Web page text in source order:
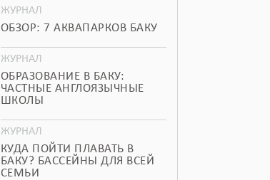
ЖУРНАЛ
ОБЗОР: 7 АКВАПАРКОВ БАКУ
ЖУРНАЛ
ОБРАЗОВАНИЕ В БАКУ:
ЧАСТНЫЕ АНГЛОЯЗЫЧНЫЕ
ШКОЛЫ
ЖУРНАЛ
КУДА ПОЙТИ ПЛАВАТЬ В
БАКУ? БАССЕЙНЫ ДЛЯ ВСЕЙ
СЕМЬИ